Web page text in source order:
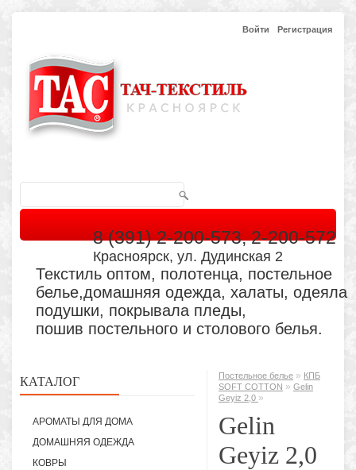
Войти Регистрация
8 (391) 2-200-573, 2-200-572
Красноярск, ул. Дудинская 2
Текстиль оптом, полотенца, постельное
белье,домашняя одежда, халаты, одеяла
подушки, покрывала пледы,
пошив постельного и столового белья.
КАТАЛОГ
АРОМАТЫ ДЛЯ ДОМА
ДОМАШНЯЯ ОДЕЖДА
КОВРЫ
Постельное белье » КПБ
SOFT COTTON » Gelin
Geyiz 2,0 »
Gelin
Geyiz 2,0